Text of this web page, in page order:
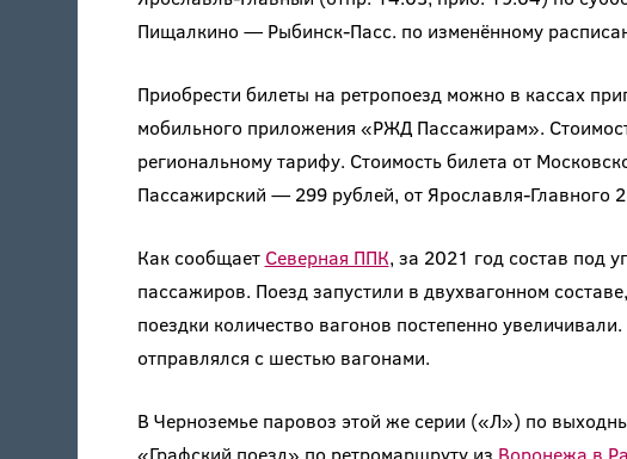
Пищалкино — Рыбинск-Пасс. по изменённому
Приобрести билеты на ретропоезд можно в кассах
мобильного приложения «РЖД Пассажирам».
региональному тарифу. Стоимость билета от
Пассажирский — 299 рублей, от Ярославля-Главного
Как сообщает Северная ППК, за 2021 год состав под
пассажиров. Поезд запустили в двухвагонном
поездки количество вагонов постепенно
отправлялся с шестью вагонами.
В Черноземье паровоз этой же серии («Л») по
«Графский поезд» по ретромаршруту из Воронежа в